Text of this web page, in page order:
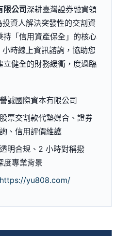
限公司深耕臺灣證券融資領
資人解決突發性的交割資
持「信用資產保全」的核心
時線上資訊諮詢，協助您
立健全的財務緩衝，度過臨
誠國際資本有限公司
票交割款代墊媒合、證券
、信用評價維護
明合規、2 小時對稱撥
度專業背景
https://yu808.com/